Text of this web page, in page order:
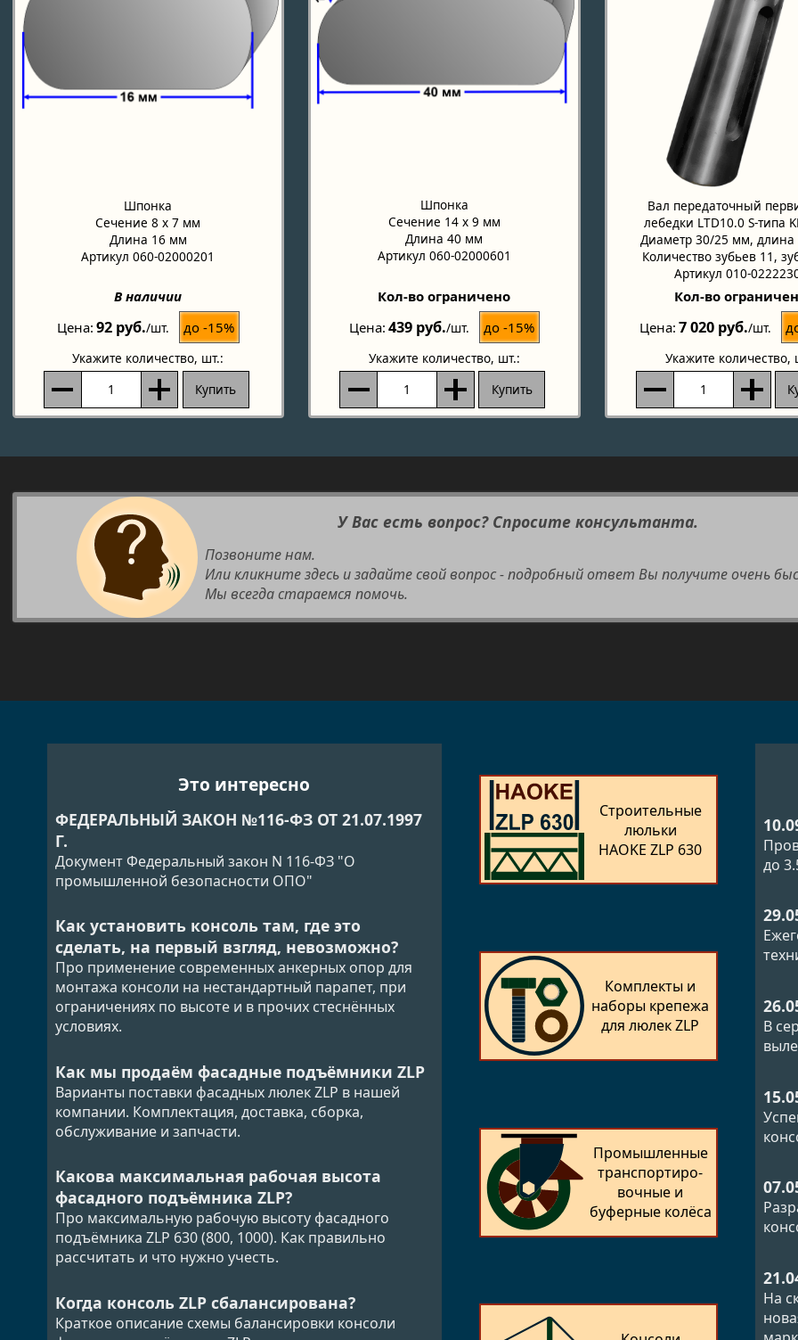
Шпонка
Сечение 8 х 7 мм
Длина 16 мм
Артикул 060-02000201
В наличии
Цена 92 руб./шт. до -15%
Укажите количество, шт.:
Купить
Шпонка
Сечение 14 х 9 мм
Длина 40 мм
Артикул 060-02000601
Кол-во ограничено
Цена 439 руб./шт. до -15%
Укажите количество, шт.:
Купить
Вал передаточный
лебедки LTD10.0 S-типа
Диаметр 30/25 мм,
Количество зубьев 11,
Артикул 010-
Кол-во
Цена 7 020 руб./шт.
Укажите количество,
У Вас есть вопрос? Спросите консультанта.
Позвоните нам.
Или кликните здесь и задайте свой вопрос - подробный ответ Вы получите очень
Мы всегда стараемся помочь.
Это интересно
ФЕДЕРАЛЬНЫЙ ЗАКОН №116-ФЗ ОТ 21.07.1997
Г.
Документ Федеральный закон N 116-ФЗ "О
промышленной безопасности ОПО"
Как установить консоль там, где это
сделать, на первый взгляд, невозможно?
Про применение современных анкерных опор для
монтажа консоли на нестандартный парапет, при
ограничениях по высоте и в прочих стеснённых
условиях.
Как мы продаём фасадные подъёмники ZLP
Варианты поставки фасадных люлек ZLP в нашей
компании. Комплектация, доставка, сборка,
обслуживание и запчасти.
Какова максимальная рабочая высота
фасадного подъёмника ZLP?
Про максимальную рабочую высоту фасадного
подъёмника ZLP 630 (800, 1000). Как правильно
рассчитать и что нужно учесть.
Когда консоль ZLP сбалансирована?
Краткое описание схемы балансировки консоли
Строительные
люльки
HAOKE ZLP 630
Комплекты и
наборы крепежа
для люлек ZLP
Промышленные
транспортиро­
вочные и
буферные колёса
до
В
На